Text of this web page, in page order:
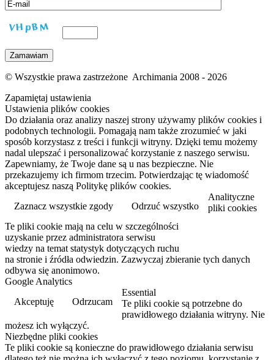
© Wszystkie prawa zastrzeżone Archimania 2008 - 2026
Zapamiętaj ustawienia
Ustawienia plików cookies
Do działania oraz analizy naszej strony używamy plików cookies i
podobnych technologii. Pomagają nam także zrozumieć w jaki
sposób korzystasz z treści i funkcji witryny. Dzięki temu możemy
nadal ulepszać i personalizować korzystanie z naszego serwisu.
Zapewniamy, że Twoje dane są u nas bezpieczne. Nie
przekazujemy ich firmom trzecim. Potwierdzając tę wiadomość
akceptujesz naszą Politykę plików cookies.
Zaznacz wszystkie zgody
Odrzuć wszystko
Analityczne
pliki cookies
Te pliki cookie mają na celu w szczególności
uzyskanie przez administratora serwisu
wiedzy na temat statystyk dotyczących ruchu
na stronie i źródła odwiedzin. Zazwyczaj zbieranie tych danych
odbywa się anonimowo.
Google Analytics
Akceptuję
Odrzucam
Essential
Te pliki cookie są potrzebne do
prawidłowego działania witryny. Nie
możesz ich wyłączyć.
Niezbędne pliki cookies
Te pliki cookie są konieczne do prawidłowego działania serwisu